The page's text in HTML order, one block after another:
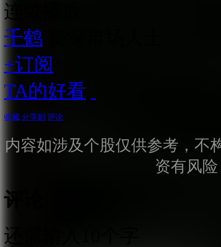
连续播放
千鹤
+订阅
TA的好看
收藏 分享到 评论
内容如涉及个股仅供参考，不
资有风
评论
还需输入10个字